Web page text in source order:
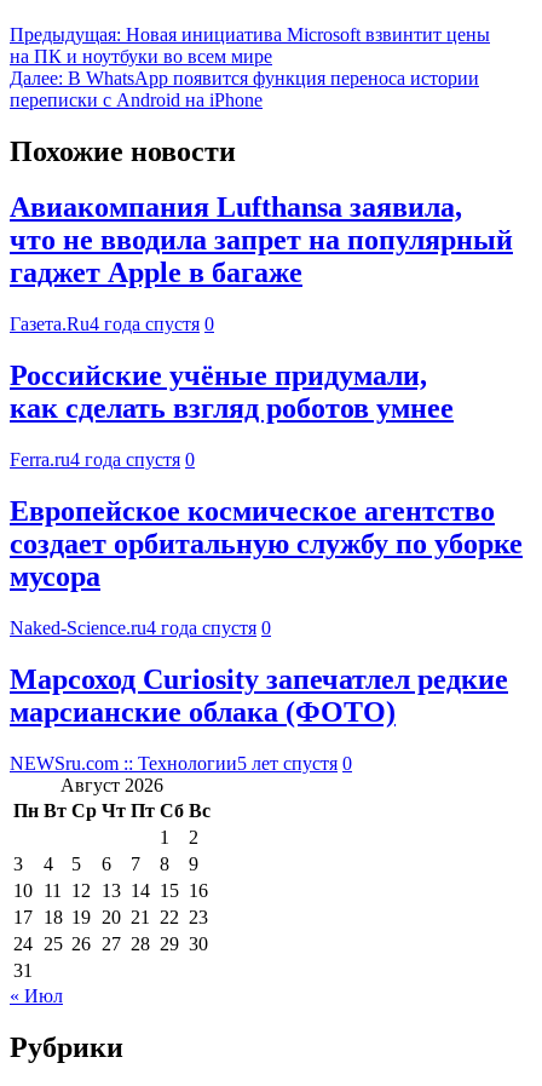
Предыдущая: Новая инициатива Microsoft взвинтит цены
на ПК и ноутбуки во всем мире
Далее: В WhatsApp появится функция переноса истории
переписки с Android на iPhone
Похожие новости
Авиакомпания Lufthansa заявила,
что не вводила запрет на популярный
гаджет Apple в багаже
Газета.Ru4 года спустя 0
Российские учёные придумали,
как сделать взгляд роботов умнее
Ferra.ru4 года спустя 0
Европейское космическое агентство
создает орбитальную службу по уборке
мусора
Naked-Science.ru4 года спустя 0
Марсоход Curiosity запечатлел редкие
марсианские облака (ФОТО)
NEWSru.com :: Технологии5 лет спустя 0
Август 2026
Пн Вт Ср Чт Пт Сб Вс
1
2
3
4 5 6 7 8
9
10 11 12 13 14 15 16
17 18 19 20 21 22 23
24 25 26 27 28 29 30
31
« Июл
Рубрики